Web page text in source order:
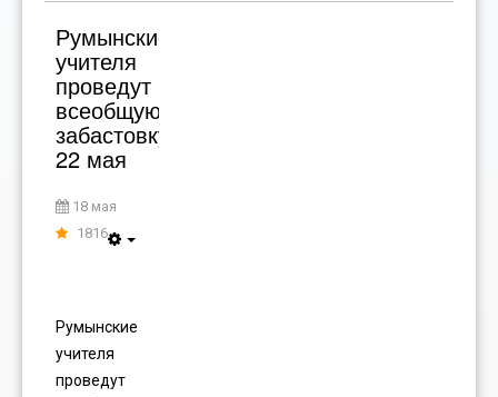
Румынские
учителя
проведут
всеобщую
забастовку
22 мая
18 мая
1816
Румынские
учителя
проведут